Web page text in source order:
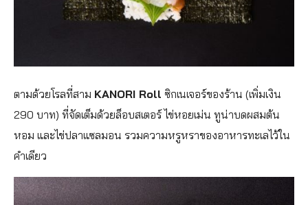
ตามด้วยโรลที่สาม KANORI Roll ซิกเนเจอร์ของร้าน (เพิ่มเงิน
290 บาท) ที่จัดเต็มด้วยล็อบสเตอร์ ไข่หอยเม่น ทูน่าบดผสมต้น
หอม และไข่ปลาแซลมอน รวมความหรูหราของอาหารทะเลไว้ใน
คำเดียว